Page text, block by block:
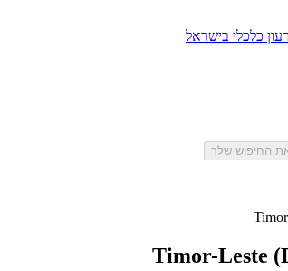
כלכלי בישראל
החיפוש שלך
Timor-Leste